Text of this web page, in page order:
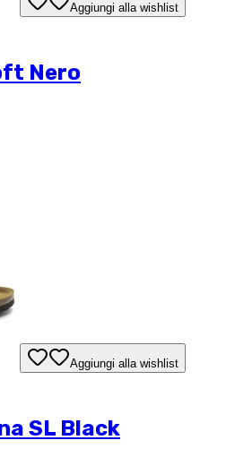
Aggiungi alla wishlist
Nero
Aggiungi alla wishlist
SL Black